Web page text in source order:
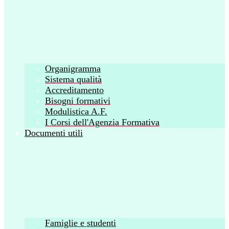
Organigramma
Sistema qualità
Accreditamento
Bisogni formativi
Modulistica A.F.
I Corsi dell'Agenzia Formativa
Documenti utili
Famiglie e studenti